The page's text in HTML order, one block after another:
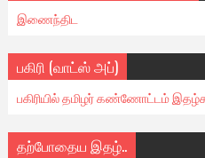
இணைந்திட
பகிரி (வாட்ஸ் அப்)
பகிரியில் தமிழர் கண்ணோட்டம்
தற்போதைய இதழ்..